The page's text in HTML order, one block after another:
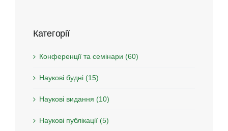
Категорії
Конференції та семінари (60)
Наукові будні (15)
Наукові видання (10)
Наукові публікації (5)